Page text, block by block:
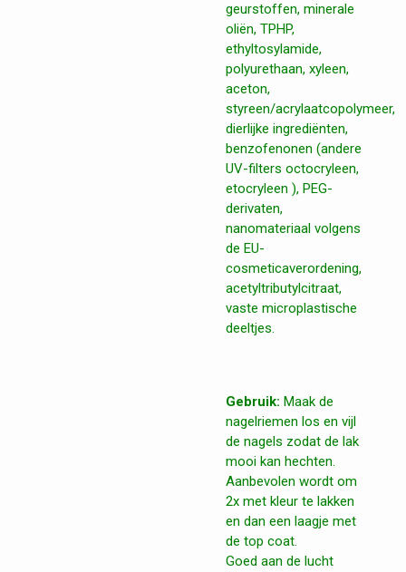
geurstoffen, minerale
oliën, TPHP,
ethyltosylamide,
polyurethaan, xyleen,
aceton,
styreen/acrylaatcopolymeer,
dierlijke ingrediënten,
benzofenonen (andere
UV-filters octocryleen,
etocryleen ), PEG-
derivaten,
nanomateriaal volgens
de EU-
cosmeticaverordening,
acetyltributylcitraat,
vaste microplastische
deeltjes.
Gebruik: Maak de
nagelriemen los en vijl
de nagels zodat de lak
mooi kan hechten.
Aanbevolen wordt om
2x met kleur te lakken
en dan een laagje met
de top coat.
Goed aan de lucht